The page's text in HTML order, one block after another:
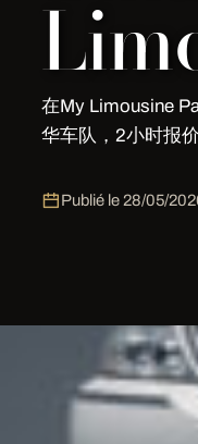
在My Limousine
华车队，2小时报价
Publié le 28/05/
男子告别
Paris